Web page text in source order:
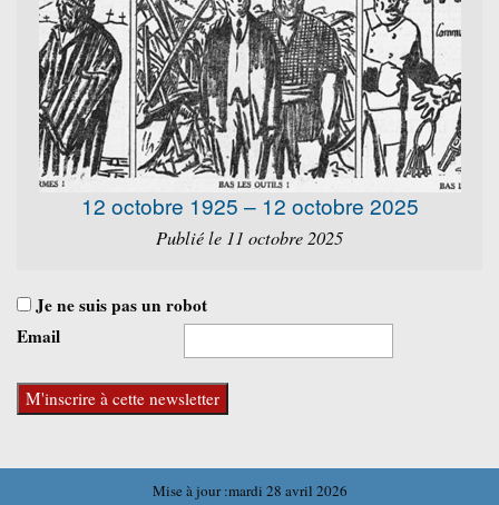
12 octobre 1925 – 12 octobre 2025
Publié le 11 octobre 2025
Je ne suis pas un robot
Email
Mise à jour :mardi 28 avril 2026